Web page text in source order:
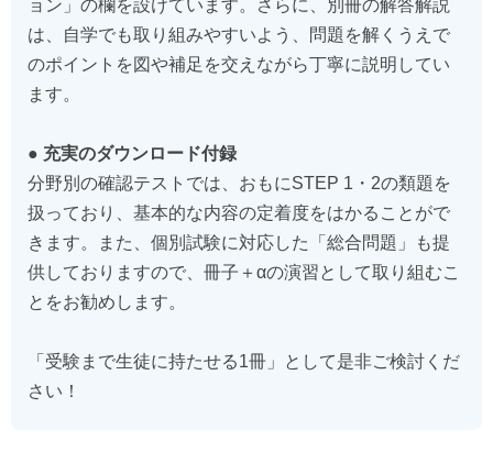
ョン」の欄を設けています。さらに、別冊の解答解説
は、自学でも取り組みやすいよう、問題を解くうえで
のポイントを図や補足を交えながら丁寧に説明してい
ます。
● 充実のダウンロード付録
分野別の確認テストでは、おもにSTEP 1・2の類題を
扱っており、基本的な内容の定着度をはかることがで
きます。また、個別試験に対応した「総合問題」も提
供しておりますので、冊子＋αの演習として取り組むこ
とをお勧めします。
「受験まで生徒に持たせる1冊」として是非ご検討くだ
さい！